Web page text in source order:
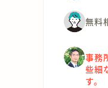
無料
事務
些細
す。